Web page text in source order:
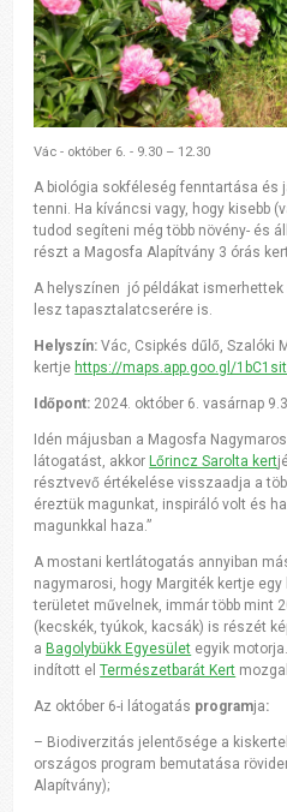
Vác - október 6. - 9.30 – 12.30
A biológia sokféleség fenntartása és
tenni. Ha kíváncsi vagy, hogy kisebb
tudod segíteni még több növény- és
részt a Magosfa Alapítvány 3 órás
A helyszínen jó példákat
lesz tapasztalatcserére is.
Helyszín: Vác, Csipkés dűlő, Szalóki
kertje https://maps.app.goo.gl/
Időpont: 2024. október 6. vasárnap
Idén májusban a Magosfa
látogatást, akkor Lőrincz Sarolta kert
résztvevő értékelése visszaadja a
éreztük magunkat, inspiráló volt és
magunkkal haza.”
A mostani kertlátogatás annyiban
nagymarosi, hogy Margiték kertje
területet művelnek, immár több mint
(kecskék, tyúkok, kacsák) is részét
a Bagolybükk Egyesület egyik
indított elTermészetbarát Kert
Az október 6-i látogatás programja:
– Biodiverzitás jelentősége a
országos program bemutatása
Alapítvány);